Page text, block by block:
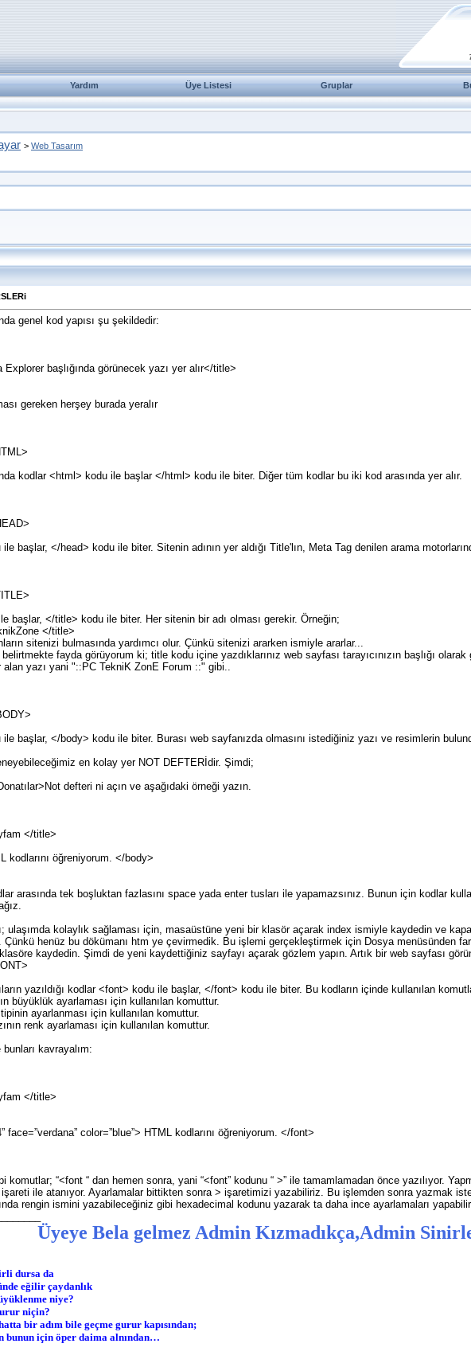
Yardım Üye Listesi Gruplar
> Web Tasarım
genel kod yapısı şu şekildedir:
başlığında görünecek yazı yer alır</title>
gereken herşey burada yeralır
kodlar <html> kodu ile başlar </html> kodu ile biter. Diğer tüm kodlar bu iki kod arasında yer alır.
başlar, </head> kodu ile biter. Sitenin adının yer aldığı Title'lın, Meta Tag denilen arama
başlar, </title> kodu ile biter. Her sitenin bir adı olması gerekir. Örneğin;
</title>
sitenizi bulmasında yardımcı olur. Çünkü sitenizi ararken ismiyle ararlar...
fayda görüyorum ki; title kodu içine yazdıklarınız web sayfası tarayıcınızın başlığı
alan yazı yani "::PC TekniK ZonE Forum ::" gibi..
başlar, </body> kodu ile biter. Burası web sayfanızda olmasını istediğiniz yazı ve resimlerin
en kolay yer NOT DEFTERİdir. Şimdi;
defteri ni açın ve aşağıdaki örneği yazın.
</title>
kodlarını öğreniyorum. </body>
arasında tek boşluktan fazlasını space yada enter tusları ile yapamazsınız. Bunun için kodlar
ulaşımda kolaylık sağlaması için, masaüstüne yeni bir klasör açarak index ismiyle kaydedin ve
Çünkü henüz bu dökümanı htm ye çevirmedik. Bu işlemi gerçekleştirmek için Dosya menüsünden
kaydedin. Şimdi de yeni kaydettiğiniz sayfayı açarak gözlem yapın. Artık bir web sayfası
yazıldığı kodlar <font> kodu ile başlar, </font> kodu ile biter. Bu kodların içinde kullanılan
büyüklük ayarlaması için kullanılan komuttur.
ayarlanması için kullanılan komuttur.
renk ayarlaması için kullanılan komuttur.
kavrayalım:
</title>
face=”verdana” color=”blue”> HTML kodlarını öğreniyorum. </font>
komutlar; “<font “ dan hemen sonra, yani “<font” kodunu “ >” ile tamamlamadan önce yazılıyor.
ile atanıyor. Ayarlamalar bittikten sonra > işaretimizi yazabiliriz. Bu işlemden sonra yazmak
rengin ismini yazabileceğiniz gibi hexadecimal kodunu yazarak ta daha ince ayarlamaları
Üyeye Bela gelmez Admin Kızmadıkça,Admin
dursa da
eğilir çaydanlık
niye?
niçin?
bir adım bile geçme gurur kapısından;
bunun için öper daima alnından…